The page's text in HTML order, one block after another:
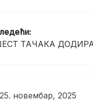
ТАЧАКА
25. новембар, 2025